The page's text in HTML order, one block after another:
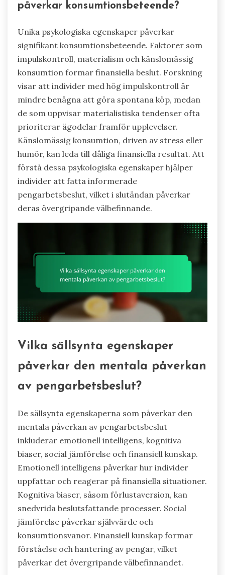
påverkar konsumtionsbeteende?
Unika psykologiska egenskaper påverkar
signifikant konsumtionsbeteende. Faktorer som
impulskontroll, materialism och känslomässig
konsumtion formar finansiella beslut. Forskning
visar att individer med hög impulskontroll är
mindre benägna att göra spontana köp, medan
de som uppvisar materialistiska tendenser ofta
prioriterar ägodelar framför upplevelser.
Känslomässig konsumtion, driven av stress eller
humör, kan leda till dåliga finansiella resultat. Att
förstå dessa psykologiska egenskaper hjälper
individer att fatta informerade
pengarbetsbeslut, vilket i slutändan påverkar
deras övergripande välbefinnande.
Vilka sällsynta egenskaper
påverkar den mentala påverkan
av pengarbetsbeslut?
De sällsynta egenskaperna som påverkar den
mentala påverkan av pengarbetsbeslut
inkluderar emotionell intelligens, kognitiva
biaser, social jämförelse och finansiell kunskap.
Emotionell intelligens påverkar hur individer
uppfattar och reagerar på finansiella situationer.
Kognitiva biaser, såsom förlustaversion, kan
snedvrida beslutsfattande processer. Social
jämförelse påverkar självvärde och
konsumtionsvanor. Finansiell kunskap formar
förståelse och hantering av pengar, vilket
påverkar det övergripande välbefinnandet.